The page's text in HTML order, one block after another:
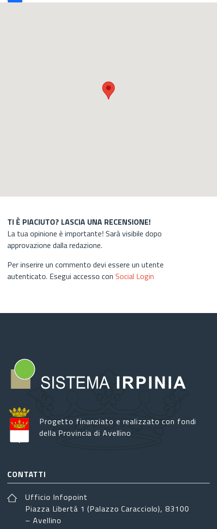
GEO
TI È PIACIUTO? LASCIA UNA RECENSIONE!
La tua opinione è importante! Sarà visibile dopo
approvazione dalla redazione.
Per inserire un commento devi essere un utente
autenticato. Esegui accesso con Social Login
Progetto finanziato e realizzato con fondi
della Provincia di Avellino
CONTATTI
Ufficio Infopoint
Piazza Libertá 1 (Palazzo Caracciolo), 83100
– Avellino